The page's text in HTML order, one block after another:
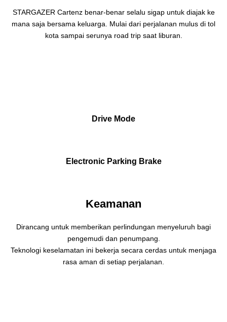
STARGAZER Cartenz benar-benar selalu sigap untuk diajak ke
mana saja bersama keluarga. Mulai dari perjalanan mulus di tol
kota sampai serunya road trip saat liburan.
Drive Mode
Electronic Parking Brake
Keamanan
Dirancang untuk memberikan perlindungan menyeluruh bagi
pengemudi dan penumpang.
Teknologi keselamatan ini bekerja secara cerdas untuk menjaga
rasa aman di setiap perjalanan.